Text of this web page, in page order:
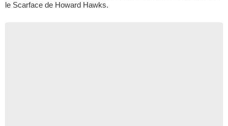
le Scarface de Howard Hawks.